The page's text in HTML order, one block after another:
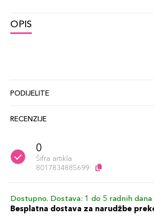
OPIS
PODIJELITE
RECENZIJE
0
Šifra artikla
8017834885699
Dostupno. Dostava: 1 do 5 radnih dana
Besplatna dostava za narudžbe